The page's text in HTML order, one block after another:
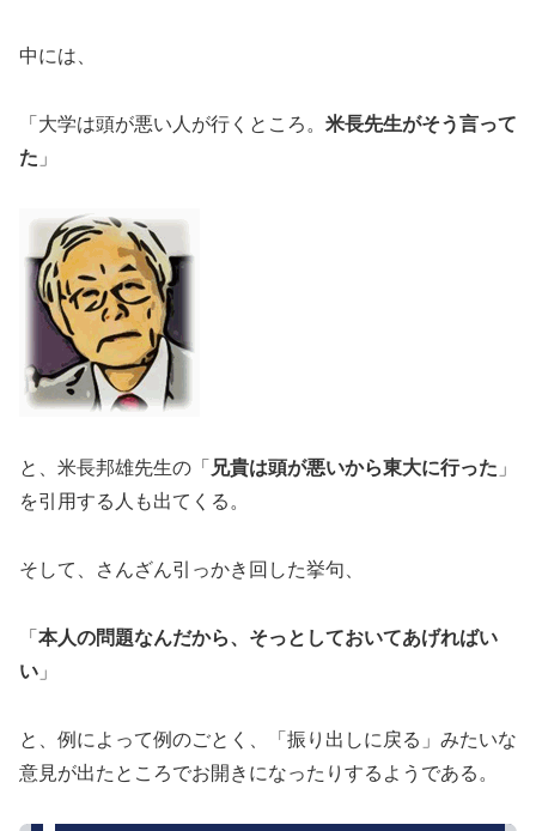
中には、
「大学は頭が悪い人が行くところ。 米長先生がそう言って
た 」
と、米長邦雄先生の「 兄貴は頭が悪いから東大に行った 」
を引用する人も出てくる。
そして、さんざん引っかき回した挙句、
「 本人の問題なんだから、そっとしておいてあげればい
い 」
と、例によって例のごとく、「振り出しに戻る」みたいな
意見が出たところでお開きになったりするようである。